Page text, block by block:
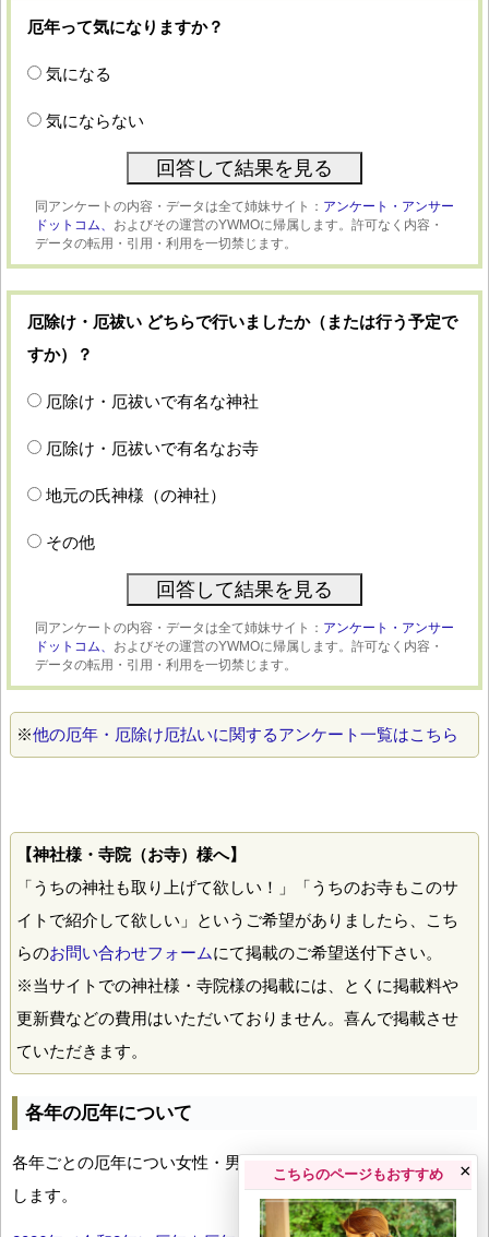
厄年って気になりますか？
気になる
気にならない
同アンケートの内容・データは全て姉妹サイト： アンケート・アンサー
ドットコム、 およびその運営のYWMOに帰属します。許可なく内容・
データの転用・引用・利用を一切禁じます。
厄除け・厄祓い どちらで行いましたか（または行う予定で
すか）？
厄除け・厄祓いで有名な神社
厄除け・厄祓いで有名なお寺
地元の氏神様（の神社）
その他
同アンケートの内容・データは全て姉妹サイト： アンケート・アンサー
ドットコム、 およびその運営のYWMOに帰属します。許可なく内容・
データの転用・引用・利用を一切禁じます。
※他の厄年・厄除け厄払いに関するアンケート一覧はこちら
【神社様・寺院（お寺）様へ】
「うちの神社も取り上げて欲しい！」「うちのお寺もこのサ
イトで紹介して欲しい」というご希望がありましたら、こち
らのお問い合わせフォームにて掲載のご希望送付下さい。
※当サイトでの神社様・寺院様の掲載には、とくに掲載料や
更新費などの費用はいただいておりません。喜んで掲載させ
ていただきます。
各年の厄年について
各年ごとの厄年につい女性・男性の年齢早見表とともにお伝え
します。
こちらのページもおすすめ ×